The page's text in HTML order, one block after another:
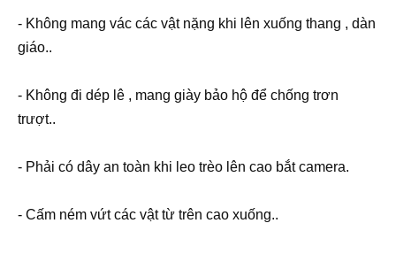
- Không mang vác các vật nặng khi lên xuống thang , dàn
giáo..
- Không đi dép lê , mang giày bảo hộ để chống trơn
trượt..
- Phải có dây an toàn khi leo trèo lên cao bắt camera.
- Cấm ném vứt các vật từ trên cao xuống..